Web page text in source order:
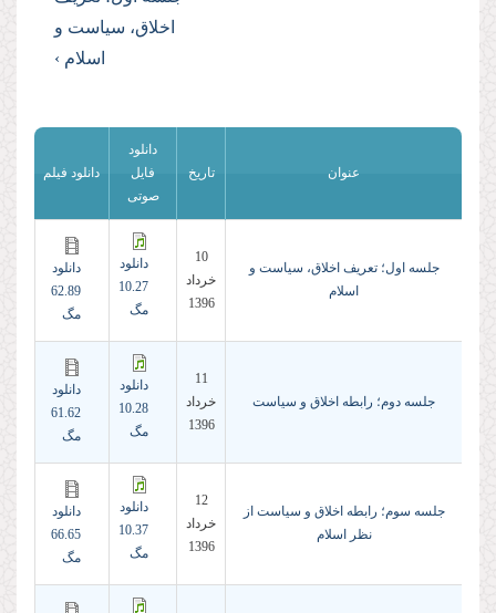
اخلاق، سیاست و
اسلام ›
عنوان تاریخ
دانلود
فایل
صوتی
دانلود فیلم
جلسه اول؛ تعریف اخلاق، سیاست و
اسلام
10
خرداد
1396
دانلود
10.27
مگ
دانلود
62.89
مگ
جلسه دوم؛ رابطه اخلاق و سیاست
11
خرداد
1396
دانلود
10.28
مگ
دانلود
61.62
مگ
جلسه سوم؛ رابطه اخلاق و سیاست از
نظر اسلام
12
خرداد
1396
دانلود
10.37
مگ
دانلود
66.65
مگ